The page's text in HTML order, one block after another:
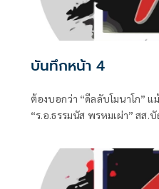
บันทึกหน้า 4
ต้องบอกว่า “ดีลลับโมนาโก” แ
“ร.อ.ธรรมนัส พรหมเผ่า” สส
รัฐมนตรี ที่ปัจจุบันรั้งเก้าอี้ที่ป
เมื่อมีควันย่อมมีไฟอย่างไรอย่
กูล” นายกรัฐมนตรีและรัฐมน